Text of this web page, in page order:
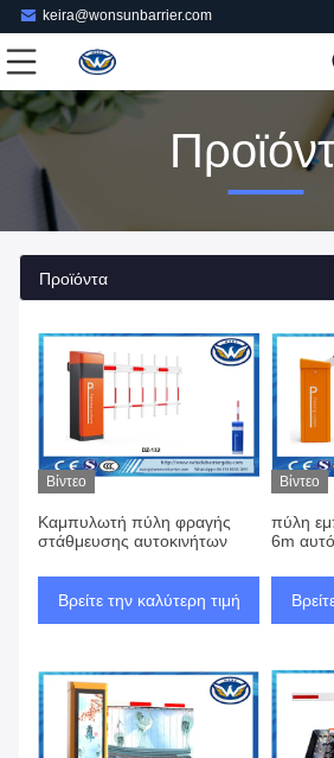
keira@wonsunbarrier.com
Προϊόντα
Βίντεο
Καμπυλωτή πύλη φραγής
στάθμευσης αυτοκινήτων
Βρείτε την καλύτερη τιμή
Βίντεο
πύλη
6m